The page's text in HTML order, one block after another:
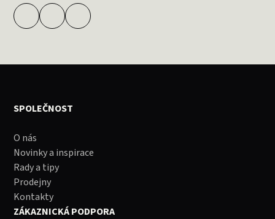
SPOLEČNOST
O nás
Novinky a inspirace
Rady a tipy
Prodejny
Kontakty
ZÁKAZNICKÁ PODPORA